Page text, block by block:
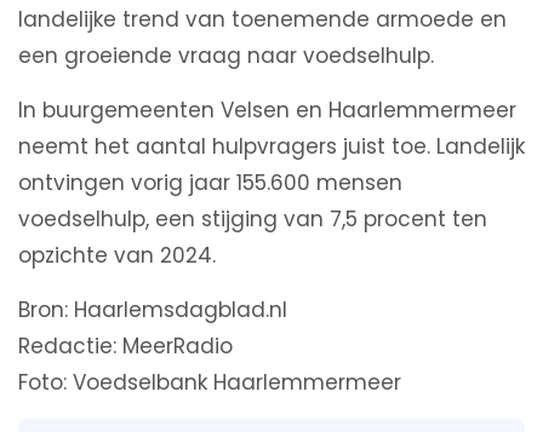
landelijke trend van toenemende armoede en
een groeiende vraag naar voedselhulp.
In buurgemeenten Velsen en Haarlemmermeer
neemt het aantal hulpvragers juist toe. Landelijk
ontvingen vorig jaar 155.600 mensen
voedselhulp, een stijging van 7,5 procent ten
opzichte van 2024.
Bron: Haarlemsdagblad.nl
Redactie: MeerRadio
Foto: Voedselbank Haarlemmermeer